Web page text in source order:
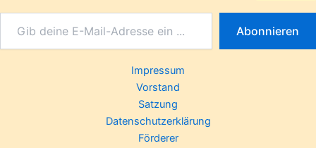
Abonnieren
Impressum
Vorstand
Satzung
Datenschutzerklärung
Förderer